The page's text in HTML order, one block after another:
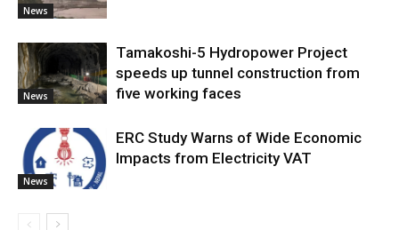
News
News
Tamakoshi-5 Hydropower Project
speeds up tunnel construction from
five working faces
News
ERC Study Warns of Wide Economic
Impacts from Electricity VAT